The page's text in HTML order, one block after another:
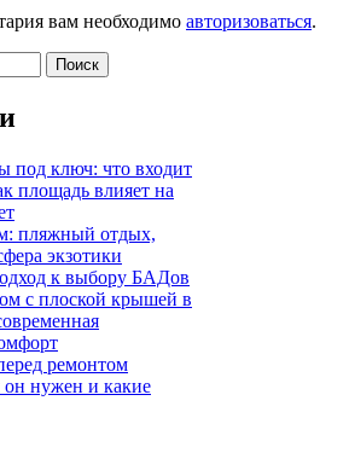
вам необходимо авторизоваться.
под ключ: что входит
площадь влияет на
пляжный отдых,
экзотики
к выбору БАДов
с плоской крышей в
ремонтом
он нужен и какие